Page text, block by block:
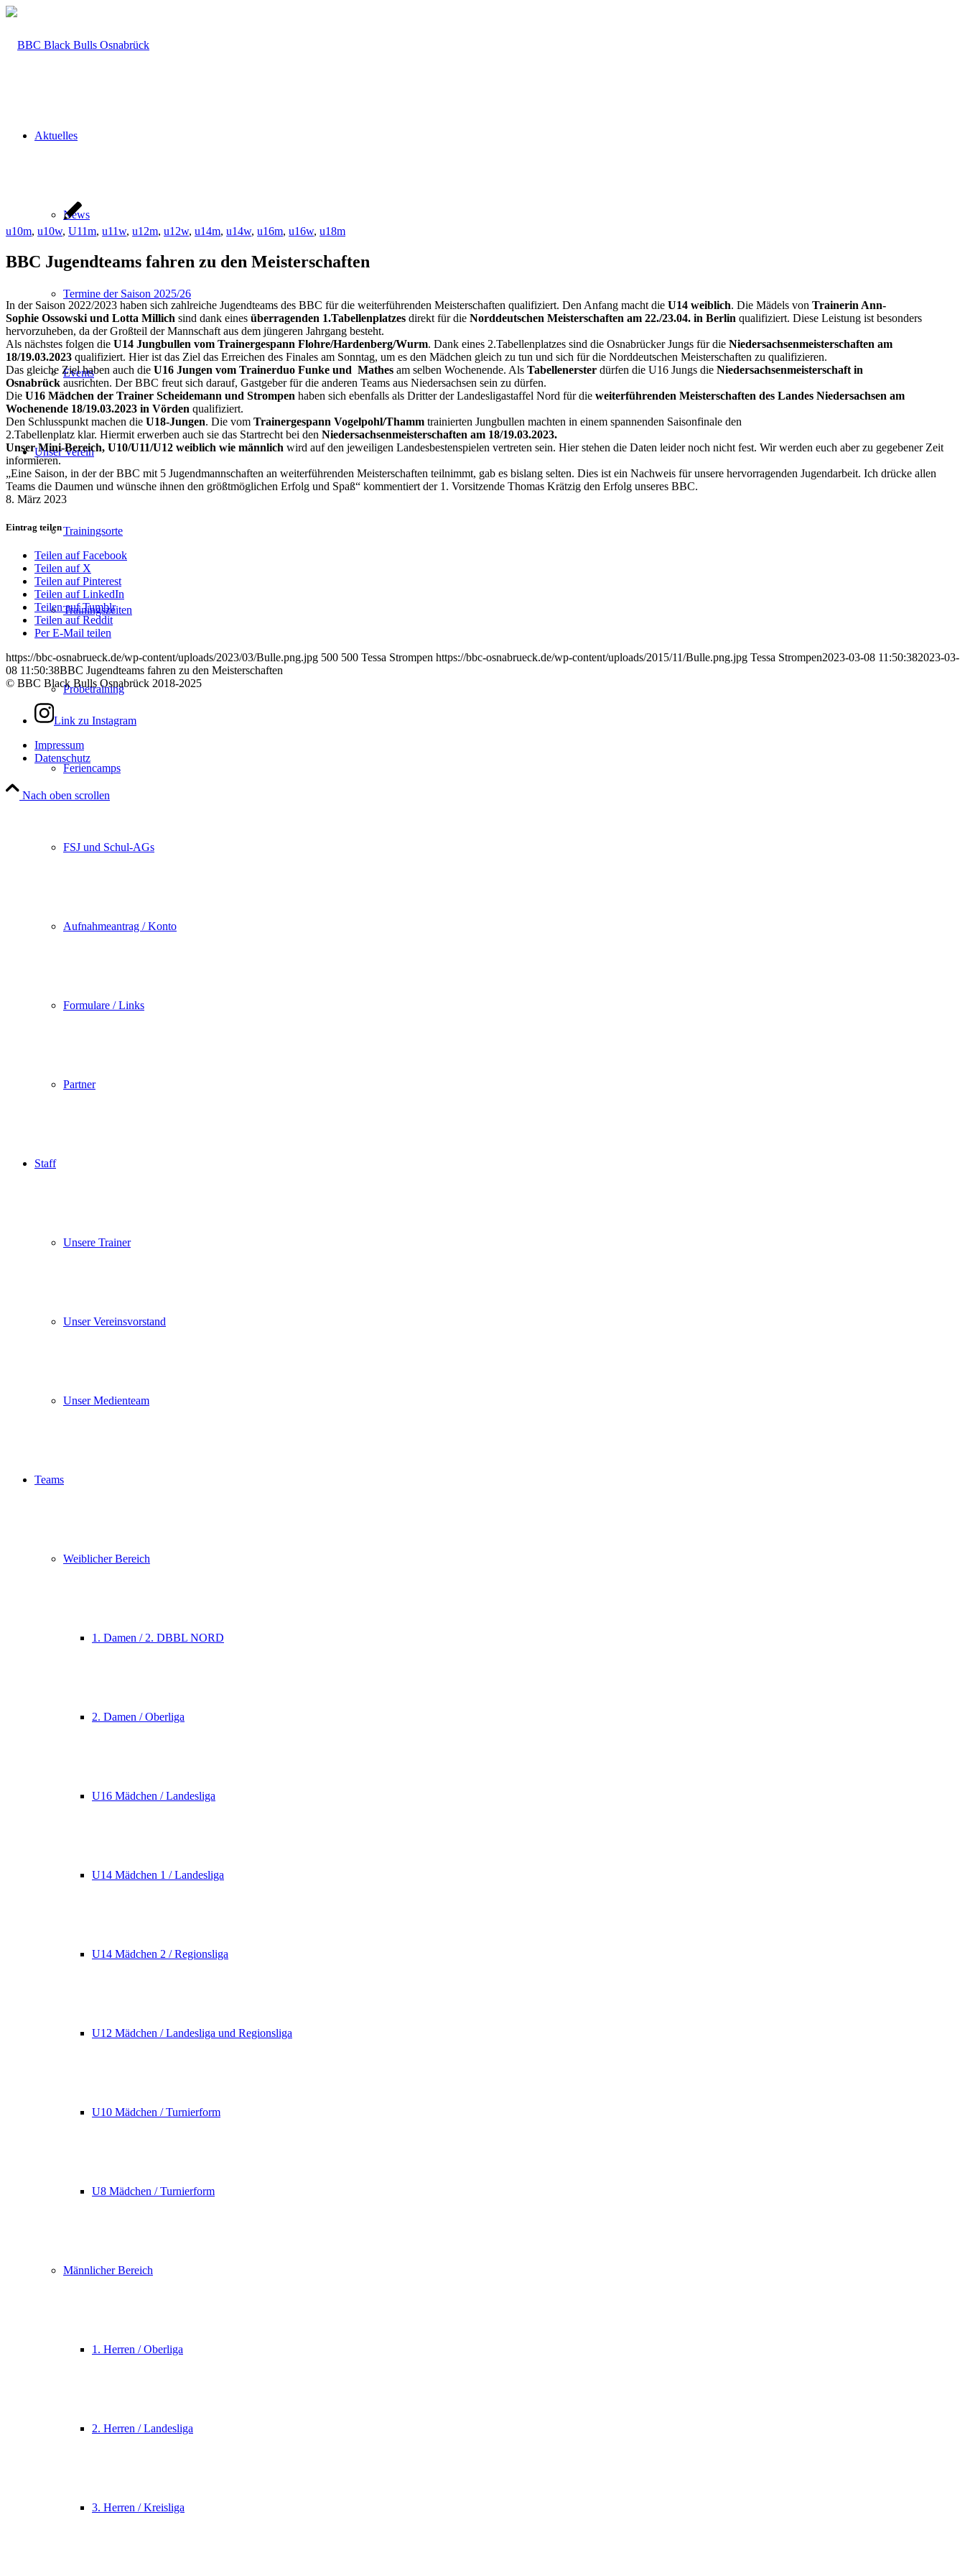
Aktuelles
News
Termine der Saison 2025/26
Events
Unser Verein
Trainingsorte
Trainingszeiten
Probetraining
Feriencamps
FSJ und Schul-AGs
Aufnahmeantrag / Konto
Formulare / Links
Partner
Staff
Unsere Trainer
Unser Vereinsvorstand
Unser Medienteam
Teams
Weiblicher Bereich
1. Damen / 2. DBBL NORD
2. Damen / Oberliga
U16 Mädchen / Landesliga
U14 Mädchen 1 / Landesliga
U14 Mädchen 2 / Regionsliga
U12 Mädchen / Landesliga und Regionsliga
U10 Mädchen / Turnierform
U8 Mädchen / Turnierform
Männlicher Bereich
1. Herren / Oberliga
2. Herren / Landesliga
3. Herren / Kreisliga
u10m, u10w, U11m, u11w, u12m, u12w, u14m, u14w, u16m, u16w, u18m
BBC Jugendteams fahren zu den Meisterschaften
In der Saison 2022/2023 haben sich zahlreiche Jugendteams des BBC für die weiterführenden Meisterschaften qualifiziert. Den Anfang macht die U14 weiblich. Die Mädels von Trainerin Ann-
Sophie Ossowski und Lotta Millich sind dank eines überragenden 1.Tabellenplatzes direkt für die Norddeutschen Meisterschaften am 22./23.04. in Berlin qualifiziert. Diese Leistung ist besonders
hervorzuheben, da der Großteil der Mannschaft aus dem jüngeren Jahrgang besteht.
Als nächstes folgen die U14 Jungbullen vom Trainergespann Flohre/Hardenberg/Wurm. Dank eines 2.Tabellenplatzes sind die Osnabrücker Jungs für die Niedersachsenmeisterschaften am
18/19.03.2023 qualifiziert. Hier ist das Ziel das Erreichen des Finales am Sonntag, um es den Mädchen gleich zu tun und sich für die Norddeutschen Meisterschaften zu qualifizieren.
Das gleiche Ziel haben auch die U16 Jungen vom Trainerduo Funke und Mathes am selben Wochenende. Als Tabellenerster dürfen die U16 Jungs die Niedersachsenmeisterschaft in
Osnabrück ausrichten. Der BBC freut sich darauf, Gastgeber für die anderen Teams aus Niedersachsen sein zu dürfen.
Die U16 Mädchen der Trainer Scheidemann und Strompen haben sich ebenfalls als Dritter der Landesligastaffel Nord für die weiterführenden Meisterschaften des Landes Niedersachsen am
Wochenende 18/19.03.2023 in Vörden qualifiziert.
Den Schlusspunkt machen die U18-Jungen. Die vom Trainergespann Vogelpohl/Thamm trainierten Jungbullen machten in einem spannenden Saisonfinale den
2.Tabellenplatz klar. Hiermit erwerben auch sie das Startrecht bei den Niedersachsenmeisterschaften am 18/19.03.2023.
Unser Mini-Bereich, U10/U11/U12 weiblich wie männlich wird auf den jeweiligen Landesbestenspielen vertreten sein. Hier stehen die Daten leider noch nicht fest. Wir werden euch aber zu gegebener Zeit
informieren.
„Eine Saison, in der der BBC mit 5 Jugendmannschaften an weiterführenden Meisterschaften teilnimmt, gab es bislang selten. Dies ist ein Nachweis für unsere hervorragenden Jugendarbeit. Ich drücke allen
Teams die Daumen und wünsche ihnen den größtmöglichen Erfolg und Spaß“ kommentiert der 1. Vorsitzende Thomas Krätzig den Erfolg unseres BBC.
8. März 2023
Eintrag teilen
Teilen auf Facebook
Teilen auf X
Teilen auf Pinterest
Teilen auf LinkedIn
Teilen auf Tumblr
Teilen auf Reddit
Per E-Mail teilen
https://bbc-osnabrueck.de/wp-content/uploads/2023/03/Bulle.png.jpg 500 500 Tessa Strompen https://bbc-osnabrueck.de/wp-content/uploads/2015/11/Bulle.png.jpg Tessa Strompen2023-03-08 11:50:382023-03-
08 11:50:38BBC Jugendteams fahren zu den Meisterschaften
© BBC Black Bulls Osnabrück 2018-2025
Link zu Instagram
Impressum
Datenschutz
Nach oben scrollen